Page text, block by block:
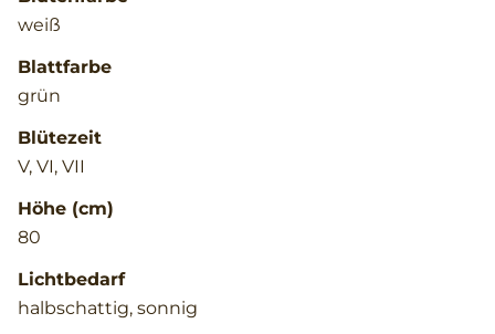
weiß
Blattfarbe
grün
Blütezeit
V, VI, VII
Höhe (cm)
80
Lichtbedarf
halbschattig, sonnig